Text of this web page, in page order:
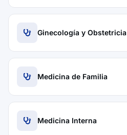
Ginecología y Obstetricia
Medicina de Familia
Medicina Interna